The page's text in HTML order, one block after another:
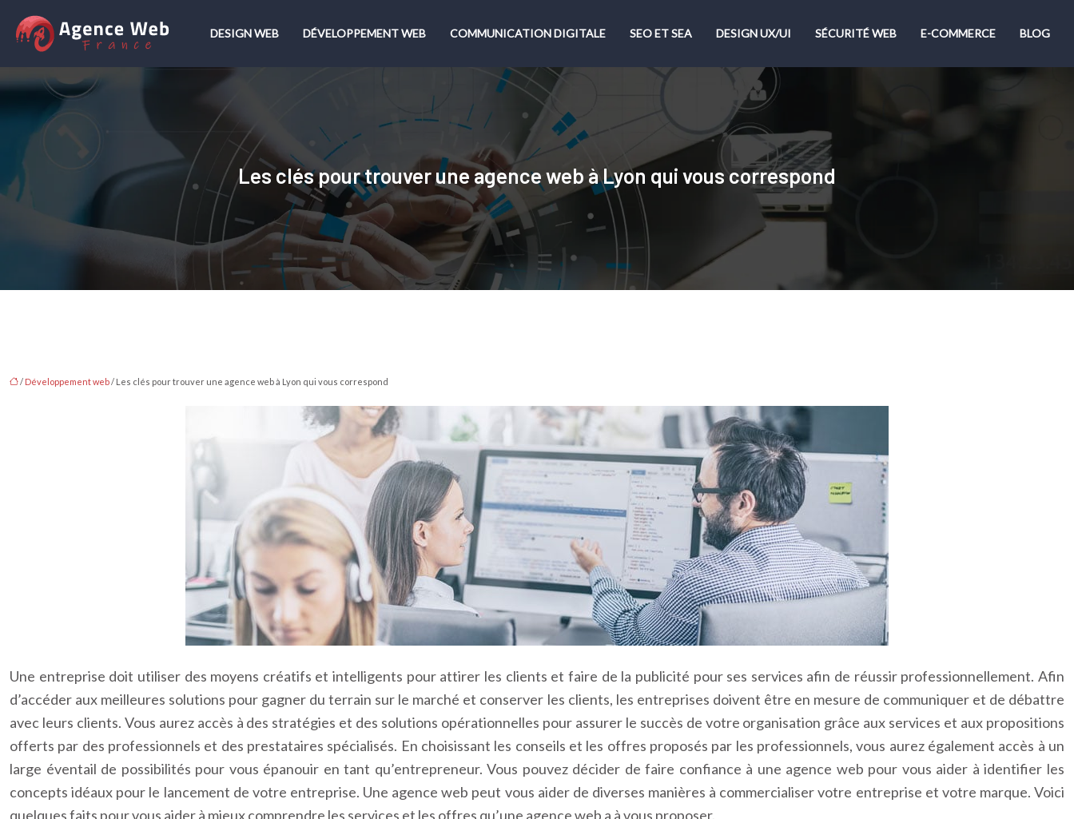
DESIGN WEB DÉVELOPPEMENT WEB COMMUNICATION DIGITALE SEO ET SEA DESIGN UX/UI SÉCURITÉ WEB E-COMMERCE BLOG
Les clés pour trouver une agence web à Lyon qui vous correspond
/ Développement web/ Les clés pour trouver une agence web à Lyon qui vous correspond
Une entreprise doit utiliser des moyens créatifs et intelligents pour attirer les clients et faire de la publicité pour ses services afin de réussir professionnellement. Afin
d’accéder aux meilleures solutions pour gagner du terrain sur le marché et conserver les clients, les entreprises doivent être en mesure de communiquer et de débattre
avec leurs clients. Vous aurez accès à des stratégies et des solutions opérationnelles pour assurer le succès de votre organisation grâce aux services et aux propositions
offerts par des professionnels et des prestataires spécialisés. En choisissant les conseils et les offres proposés par les professionnels, vous aurez également accès à un
large éventail de possibilités pour vous épanouir en tant qu’entrepreneur. Vous pouvez décider de faire confiance à une agence web pour vous aider à identifier les
concepts idéaux pour le lancement de votre entreprise. Une agence web peut vous aider de diverses manières à commercialiser votre entreprise et votre marque. Voici
quelques faits pour vous aider à mieux comprendre les services et les offres qu’une agence web a à vous proposer.